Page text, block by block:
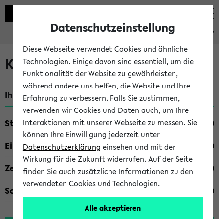
eKVV
Kombisuche im eKVV
Ihre Suchkriterien:
Studienfach
Einrichtung
Zeiten
Sonstiges
Datenschutzeinstellung
Diese Webseite verwendet Cookies und ähnliche
Technologien. Einige davon sind essentiell, um die
Funktionalität der Website zu gewährleisten,
während andere uns helfen, die Website und Ihre
Erfahrung zu verbessern. Falls Sie zustimmen,
verwenden wir Cookies und Daten auch, um Ihre
Interaktionen mit unserer Webseite zu messen. Sie
können Ihre Einwilligung jederzeit unter
Datenschutzerklärung einsehen und mit der
Wirkung für die Zukunft widerrufen. Auf der Seite
finden Sie auch zusätzliche Informationen zu den
verwendeten Cookies und Technologien.
Alle akzeptieren